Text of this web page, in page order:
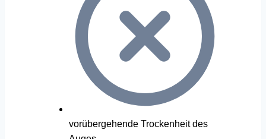
vorübergehende Trockenheit des